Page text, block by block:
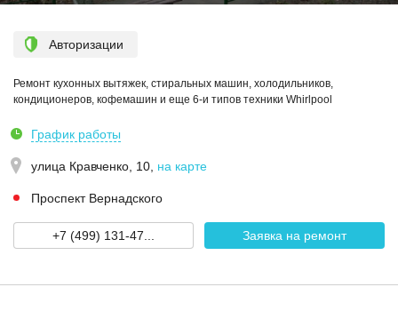
Авторизации
Ремонт кухонных вытяжек, стиральных машин, холодильников,
кондиционеров, кофемашин и еще 6-и типов техники Whirlpool
График работы
улица Кравченко, 10 на карте
Проспект Вернадского
+7 (499) 131-47... Заявка на ремонт